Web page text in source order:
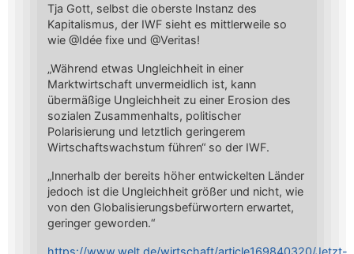
Tja Gott, selbst die oberste Instanz des
Kapitalismus, der IWF sieht es mittlerweile so
wie @Idée fixe und @Veritas!
„Während etwas Ungleichheit in einer
Marktwirtschaft unvermeidlich ist, kann
übermäßige Ungleichheit zu einer Erosion des
sozialen Zusammenhalts, politischer
Polarisierung und letztlich geringerem
Wirtschaftswachstum führen“ so der IWF.
„Innerhalb der bereits höher entwickelten Länder
jedoch ist die Ungleichheit größer und nicht, wie
von den Globalisierungsbefürwortern erwartet,
geringer geworden.“
https://www.welt.de/wirtschaft/article169840320/Jetzt-